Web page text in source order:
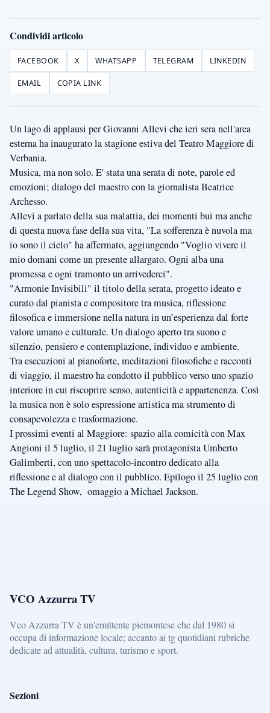
Condividi articolo
FACEBOOK X WHATSAPP TELEGRAM LINKEDIN
EMAIL COPIA LINK
Un lago di applausi per Giovanni Allevi che ieri sera nell'area
esterna ha inaugurato la stagione estiva del Teatro Maggiore di
Verbania.
Musica, ma non solo. E' stata una serata di note, parole ed
emozioni; dialogo del maestro con la giornalista Beatrice
Archesso.
Allevi a parlato della sua malattia, dei momenti bui ma anche
di questa nuova fase della sua vita, "La sofferenza è nuvola ma
io sono il cielo" ha affermato, aggiungendo "Voglio vivere il
mio domani come un presente allargato. Ogni alba una
promessa e ogni tramonto un arrivederci".
"Armonie Invisibili" il titolo della serata, progetto ideato e
curato dal pianista e compositore tra musica, riflessione
filosofica e immersione nella natura in un’esperienza dal forte
valore umano e culturale. Un dialogo aperto tra suono e
silenzio, pensiero e contemplazione, individuo e ambiente.
Tra esecuzioni al pianoforte, meditazioni filosofiche e racconti
di viaggio, il maestro ha condotto il pubblico verso uno spazio
interiore in cui riscoprire senso, autenticità e appartenenza. Così
la musica non è solo espressione artistica ma strumento di
consapevolezza e trasformazione.
I prossimi eventi al Maggiore: spazio alla comicità con Max
Angioni il 5 luglio, il 21 luglio sarà protagonista Umberto
Galimberti, con uno spettacolo-incontro dedicato alla
riflessione e al dialogo con il pubblico. Epilogo il 25 luglio con
The Legend Show, omaggio a Michael Jackson.
VCO Azzurra TV
Vco Azzurra TV è un'emittente piemontese che dal 1980 si
occupa di informazione locale; accanto ai tg quotidiani rubriche
dedicate ad attualità, cultura, turismo e sport.
Sezioni